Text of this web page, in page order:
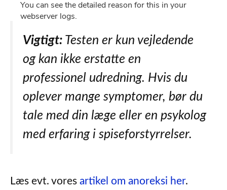
Vigtigt: Testen er kun vejledende
og kan ikke erstatte en
professionel udredning. Hvis du
oplever mange symptomer, bør du
tale med din læge eller en psykolog
med erfaring i spiseforstyrrelser.
Læs evt. vores artikel om anoreksi her.